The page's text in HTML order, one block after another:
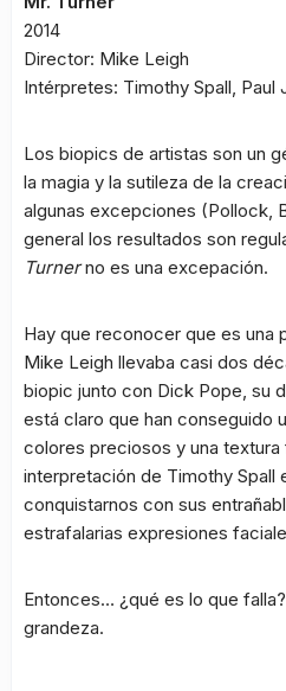
2014
Director: Mike Leigh
Intérpretes: Timothy Spall, Paul
Los biopics de artistas son un
la magia y la sutileza de la
algunas excepciones (Pollock,
general los resultados son
Turnerno es una excepación.
Hay que reconocer que es una
Mike Leigh llevaba casi dos
biopic junto con Dick Pope, su
está claro que han conseguido
colores preciosos y una textura
interpretación de Timothy Spall
conquistarnos con sus
estrafalarias expresiones
Entonces… ¿qué es lo que
grandeza.